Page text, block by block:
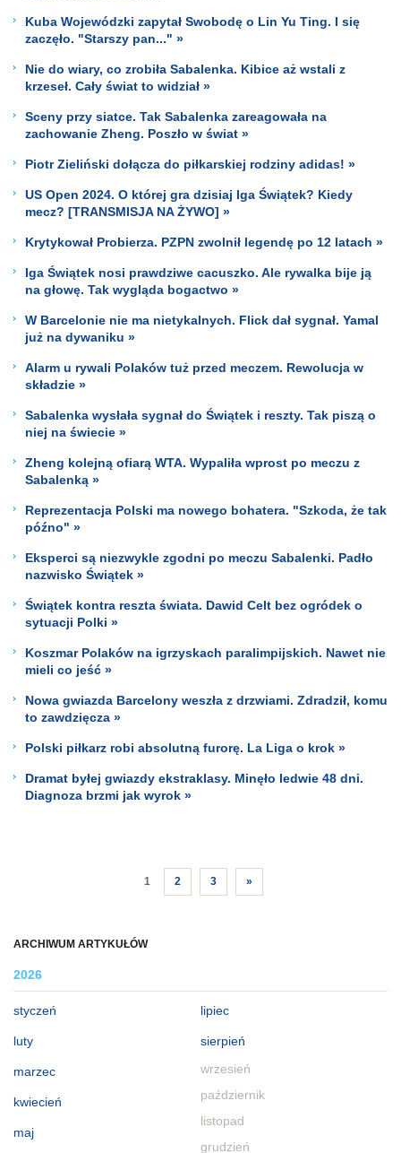
ARCHIWUM ARTYKUŁÓW
2026
styczeń
luty
marzec
kwiecień
maj
lipiec
sierpień
wrzesień
październik
listopad
grudzień
Kuba Wojewódzki zapytał Swobodę o Lin Yu Ting. I się
zaczęło. "Starszy pan..." »
Nie do wiary, co zrobiła Sabalenka. Kibice aż wstali z
krzeseł. Cały świat to widział »
Sceny przy siatce. Tak Sabalenka zareagowała na
zachowanie Zheng. Poszło w świat »
Piotr Zieliński dołącza do piłkarskiej rodziny adidas! »
US Open 2024. O której gra dzisiaj Iga Świątek? Kiedy
mecz? [TRANSMISJA NA ŻYWO] »
Krytykował Probierza. PZPN zwolnił legendę po 12 latach »
Iga Świątek nosi prawdziwe cacuszko. Ale rywalka bije ją
na głowę. Tak wygląda bogactwo »
W Barcelonie nie ma nietykalnych. Flick dał sygnał. Yamal
już na dywaniku »
Alarm u rywali Polaków tuż przed meczem. Rewolucja w
składzie »
Sabalenka wysłała sygnał do Świątek i reszty. Tak piszą o
niej na świecie »
Zheng kolejną ofiarą WTA. Wypaliła wprost po meczu z
Sabalenką »
Reprezentacja Polski ma nowego bohatera. "Szkoda, że tak
późno" »
Eksperci są niezwykle zgodni po meczu Sabalenki. Padło
nazwisko Świątek »
Świątek kontra reszta świata. Dawid Celt bez ogródek o
sytuacji Polki »
Koszmar Polaków na igrzyskach paralimpijskich. Nawet nie
mieli co jeść »
Nowa gwiazda Barcelony weszła z drzwiami. Zdradził, komu
to zawdzięcza »
Polski piłkarz robi absolutną furorę. La Liga o krok »
Dramat byłej gwiazdy ekstraklasy. Minęło ledwie 48 dni.
Diagnoza brzmi jak wyrok »
1 2 3 »